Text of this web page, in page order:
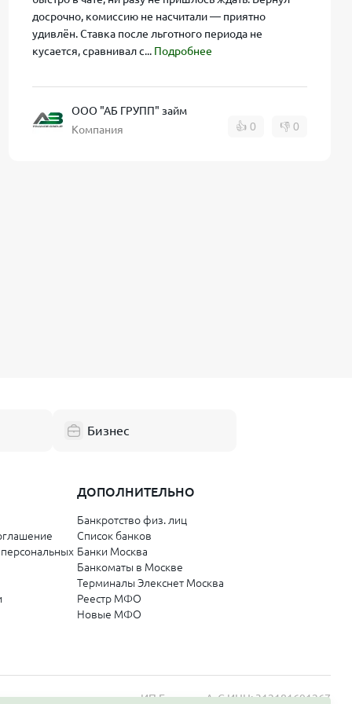
Личный
уже в
с
досрочно, комиссию не насчитали — приятно
удивлён. Ставка после льготного периода не
кусается, сравнивал с... Подробнее
ООО "АБ ГРУПП" займ
Компания
👍 0 👎 0
Бизнес
ДОПОЛНИТЕЛЬНО
Банкротство физ. лиц
Список банков
Банки Москва
Банкоматы в Москве
Терминалы Элекснет Москва
Реестр МФО
Новые МФО
ИП Бордиян А. С.ИНН: 312181691267